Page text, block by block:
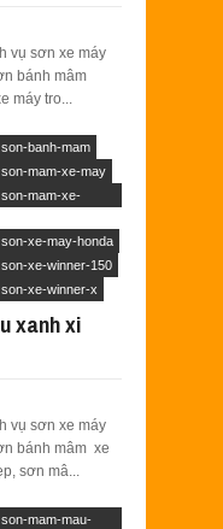
vụ sơn xe máy
bánh mâm
máy tro...
son-banh-mam
son-mam-xe-may
son-mam-xe-
son-xe-may-honda
son-xe-winner-150
son-xe-winner-x
xanh xi
vụ sơn xe máy
bánh mâm xe
sơn mâ...
son-mam-mau-